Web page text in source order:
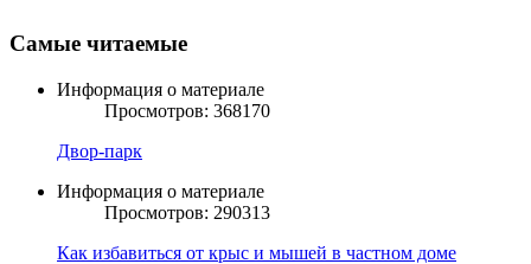
Самые читаемые
Информация о материале
Просмотров: 368170
Двор-парк
Информация о материале
Просмотров: 290313
Как избавиться от крыс и мышей в частном доме